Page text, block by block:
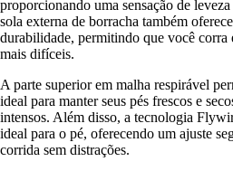
proporcionando uma sensação de
sola externa de borracha também
durabilidade, permitindo que você corra
mais difíceis.
A parte superior em malha respirável
ideal para manter seus pés frescos e
intensos. Além disso, a tecnologia
ideal para o pé, oferecendo um ajuste
corrida sem distrações.